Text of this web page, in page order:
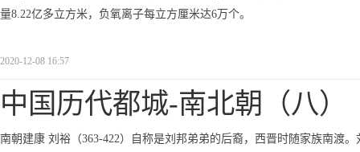
量8.22亿多立方米，负氧离子每立方厘米达6万个。
2020-12-08 16:57
中国历代都城-南北朝（八）
南朝建康 刘裕（363-422）自称是刘邦弟弟的后裔，西晋时随家族南渡